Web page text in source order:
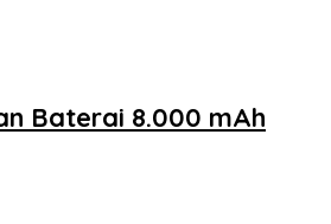
Baterai 8.000 mAh